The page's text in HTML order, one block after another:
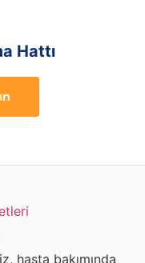
Hattı
hasta bakımında